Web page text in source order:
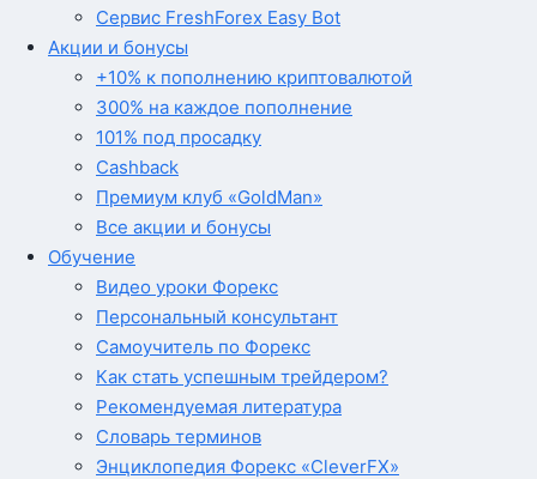
Сервис FreshForex Easy Bot
Акции и бонусы
+10% к пополнению криптовалютой
300% на каждое пополнение
101% под просадку
Cashback
Премиум клуб «GoldMan»
Все акции и бонусы
Обучение
Видео уроки Форекс
Персональный консультант
Самоучитель по Форекс
Как стать успешным трейдером?
Рекомендуемая литература
Словарь терминов
Энциклопедия Форекс «CleverFX»